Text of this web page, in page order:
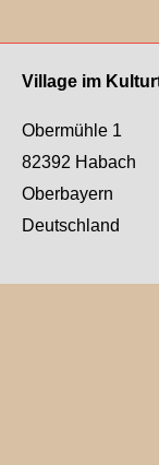
Village im
Obermühle 1
82392 Habach
Oberbayern
Deutschland